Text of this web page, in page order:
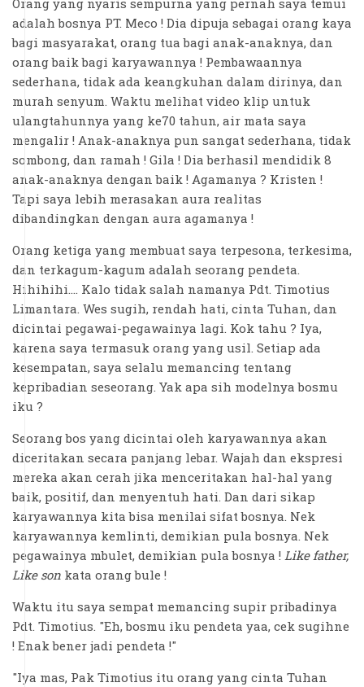
adalah bosnya PT. Meco ! Dia dipuja sebagai orang kaya
bagi masyarakat, orang tua bagi anak-anaknya, dan
orang baik bagi karyawannya ! Pembawaannya
sederhana, tidak ada keangkuhan dalam dirinya, dan
murah senyum. Waktu melihat video klip untuk
ulangtahunnya yang ke70 tahun, air mata saya
mengalir ! Anak-anaknya pun sangat sederhana, tidak
sombong, dan ramah ! Gila ! Dia berhasil mendidik 8
anak-anaknya dengan baik ! Agamanya ? Kristen !
Tapi saya lebih merasakan aura realitas
dibandingkan dengan aura agamanya !
Orang ketiga yang membuat saya terpesona, terkesima,
dan terkagum-kagum adalah seorang pendeta.
Hihihihi.... Kalo tidak salah namanya Pdt. Timotius
Limantara. Wes sugih, rendah hati, cinta Tuhan, dan
dicintai pegawai-pegawainya lagi. Kok tahu ? Iya,
karena saya termasuk orang yang usil. Setiap ada
kesempatan, saya selalu memancing tentang
kepribadian seseorang. Yak apa sih modelnya bosmu
iku ?
Seorang bos yang dicintai oleh karyawannya akan
diceritakan secara panjang lebar. Wajah dan ekspresi
mereka akan cerah jika menceritakan hal-hal yang
baik, positif, dan menyentuh hati. Dan dari sikap
karyawannya kita bisa menilai sifat bosnya. Nek
karyawannya kemlinti, demikian pula bosnya. Nek
pegawainya mbulet, demikian pula bosnya ! Like father,
Like son kata orang bule !
Waktu itu saya sempat memancing supir pribadinya
Pdt. Timotius. "Eh, bosmu iku pendeta yaa, cek sugihne
! Enak bener jadi pendeta !"
"Iya mas, Pak Timotius itu orang yang cinta Tuhan